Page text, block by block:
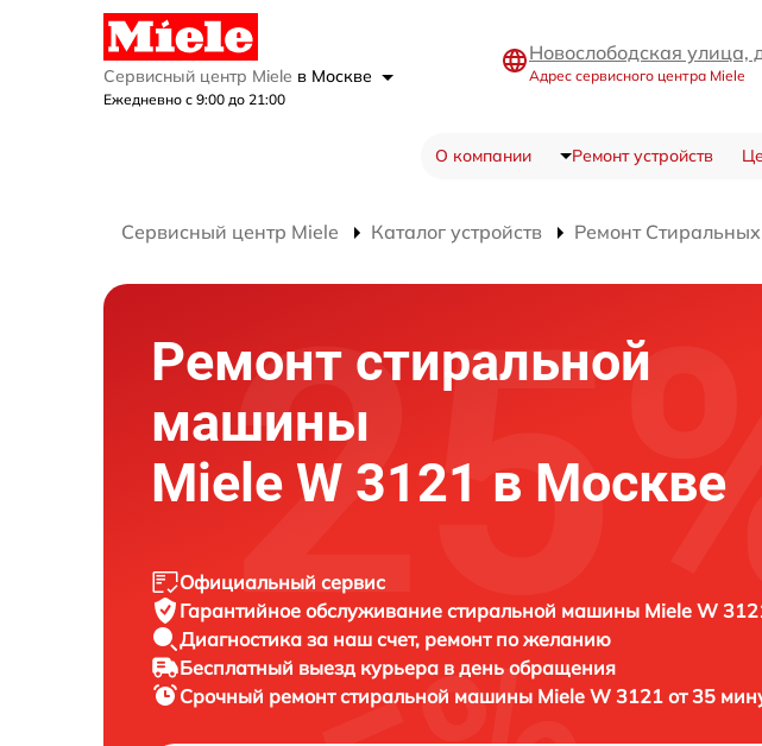
Сервисный центр Miele в Москве
Ежедневно с 9:00 до 21:00
Новослободская улица,
Адрес сервисного центра Miele
О компании Ремонт устройств
Сервисный центр Miele Каталог устройств Ремонт
Ремонт стиральной
машины
Miele W 3121 в Москве
Официальный сервис
Гарантийное обслуживание стиральной машины Miele W
Диагностика за наш счет, ремонт по желанию
Бесплатный выезд курьера в день обращения
Срочный ремонтстиральной машины Miele W 3121 от 35